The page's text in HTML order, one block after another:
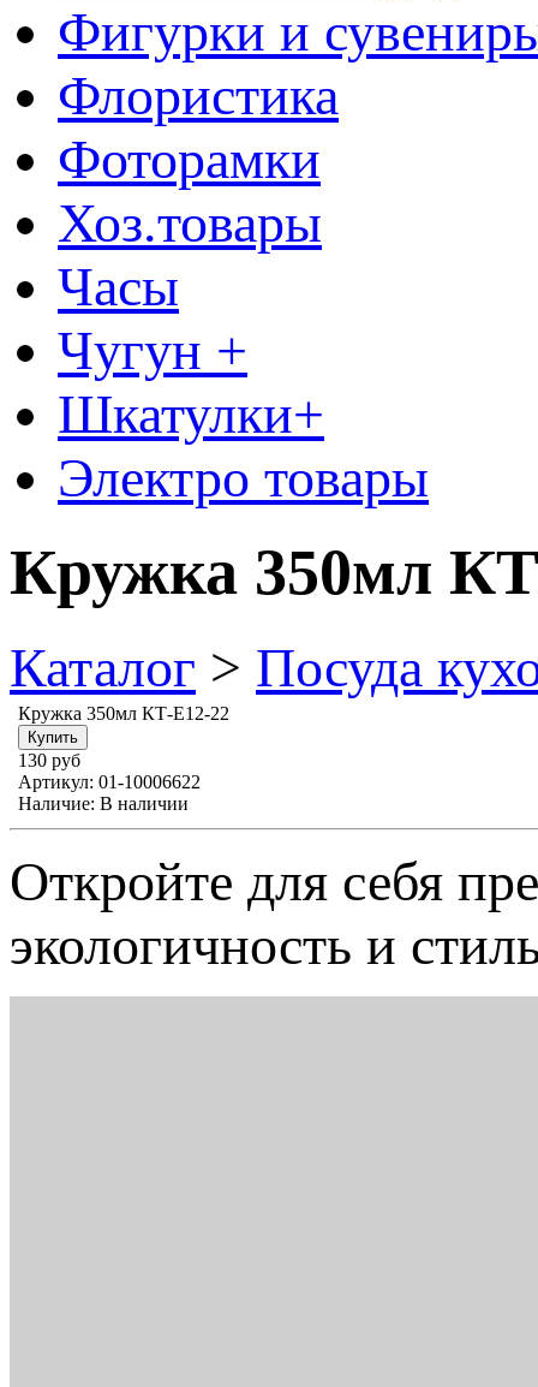
Фигурки и
Флористика
Фоторамки
Хоз.товары
Часы
Чугун +
Шкатулки+
Электро товары
Кружка 350мл
Каталог > Посуда
Кружка 350мл КТ-Е12-22
130 руб
Артикул: 01-10006622
Наличие: В наличии
Откройте для себя
экологичность и